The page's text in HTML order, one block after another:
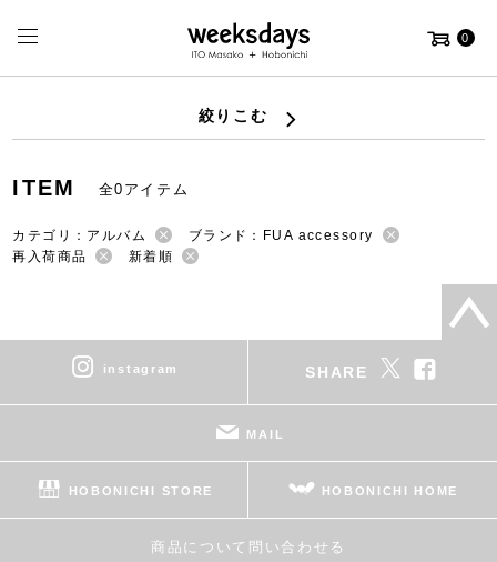
0
絞りこむ
ITEM 全0アイテム
カテゴリ：アルバム
ブランド：FUA accessory
再入荷商品
新着順
instagram SHARE
MAIL
HOBONICHI STORE HOBONICHI HOME
商品について問い合わせる